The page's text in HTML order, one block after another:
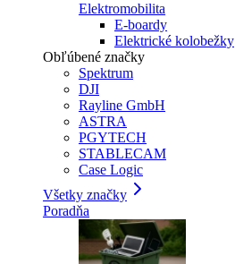
Elektromobilita
E-boardy
Elektrické kolobežky
Obľúbené značky
Spektrum
DJI
Rayline GmbH
ASTRA
PGYTECH
STABLECAM
Case Logic
Všetky značky
Poradňa